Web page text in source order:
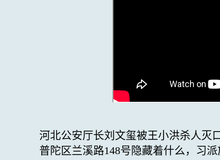
河北公安厅长刘文玺被王小洪杀人灭
普陀区兰溪路148号隐藏着什么，习